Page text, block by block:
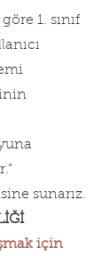
1. sınıf
sunarız.
için